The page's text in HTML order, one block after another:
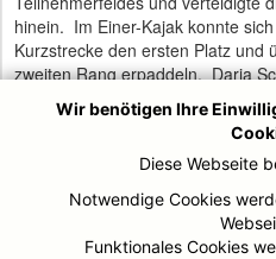
hinein. Im Einer-Kajak konnte
Kurzstrecke den ersten Platz und
zweiten Rang erpaddeln. Daria
konnten im Rennen der
zweiten Platz erkämpfen. Im
ein weiterer zweiter Rang. Finn
sicherten sich im Zweier-Kajak
wie Maike Tesar im Einer-Kajak
2000m Langstreckendisziplin
Wir benötigen Ihre
Diese Webseite
Notwendige Cookies
Funktionales Cookies